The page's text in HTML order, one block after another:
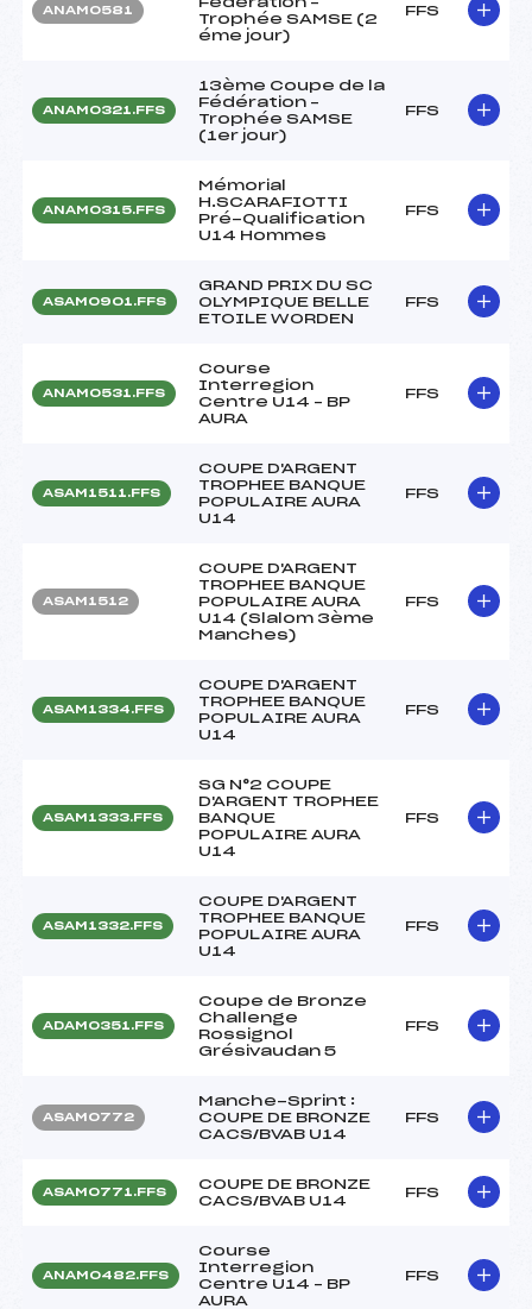
ANAM0581
Trophée SAMSE (2
éme jour)
FFS
ANAM0321.FFS
13ème Coupe de la
Fédération –
Trophée SAMSE
(1er jour)
FFS
ANAM0315.FFS
Mémorial
H.SCARAFIOTTI
Pré-Qualification
U14 Hommes
FFS
ASAM0901.FFS
GRAND PRIX DU SC
OLYMPIQUE BELLE
ETOILE WORDEN
FFS
ANAM0531.FFS
Course
Interregion
Centre U14 – BP
AURA
FFS
ASAM1511.FFS
COUPE D'ARGENT
TROPHEE BANQUE
POPULAIRE AURA
U14
FFS
ASAM1512
COUPE D'ARGENT
TROPHEE BANQUE
POPULAIRE AURA
U14 (Slalom 3ème
Manches)
FFS
ASAM1334.FFS
COUPE D'ARGENT
TROPHEE BANQUE
POPULAIRE AURA
U14
FFS
ASAM1333.FFS
SG N°2 COUPE
D'ARGENT TROPHEE
BANQUE
POPULAIRE AURA
U14
FFS
ASAM1332.FFS
COUPE D'ARGENT
TROPHEE BANQUE
POPULAIRE AURA
U14
FFS
ADAM0351.FFS
Coupe de Bronze
Challenge
Rossignol
Grésivaudan 5
FFS
ASAM0772
Manche-Sprint :
COUPE DE BRONZE
CACS/BVAB U14
FFS
ASAM0771.FFS
COUPE DE BRONZE
CACS/BVAB U14
FFS
ANAM0482.FFS
Course
Interregion
Centre U14 – BP
AURA
FFS